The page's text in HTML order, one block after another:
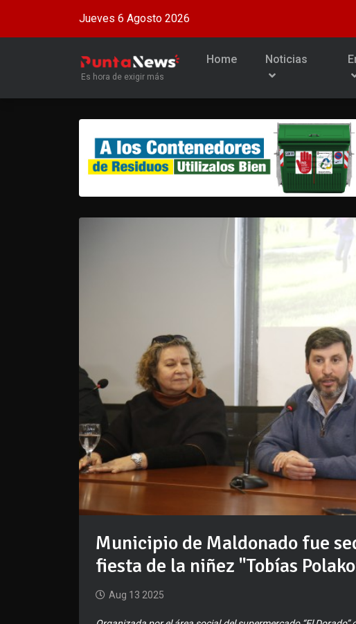
Jueves 6 Agosto 2026
Es hora de exigir más
Home Noticias
Municipio de Maldonado fue
fiesta de la niñez "Tobías
Aug 13 2025